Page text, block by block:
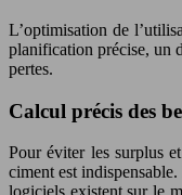
L’optimisation de
planification précise, un
pertes.
Calcul précis des
Pour éviter les surplus
ciment est